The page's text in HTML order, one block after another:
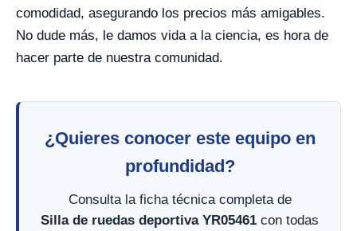
comodidad, asegurando los precios más amigables.
No dude más, le damos vida a la ciencia, es hora de
hacer parte de nuestra comunidad.
¿Quieres conocer este equipo en
profundidad?
Consulta la ficha técnica completa de
Silla de ruedas deportiva YR05461 con todas